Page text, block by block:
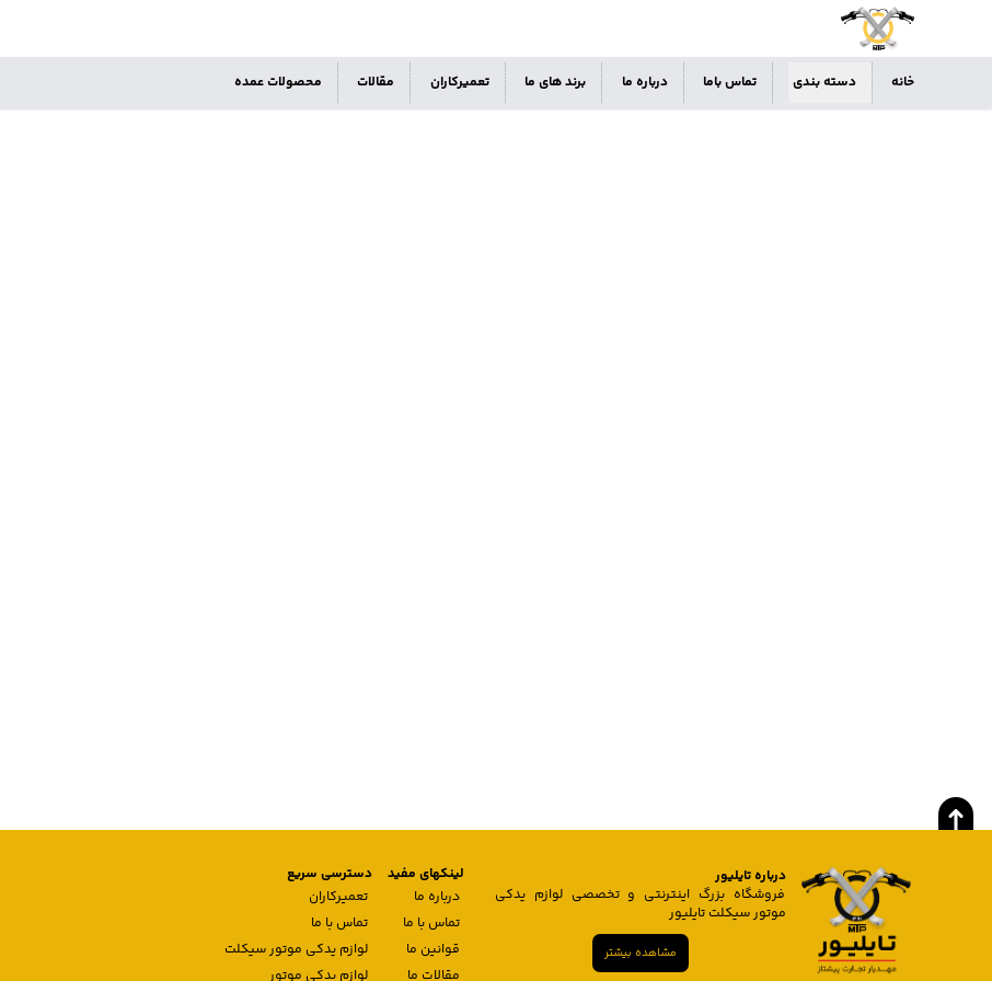
خانه دسته بندی تماس باما درباره ما برند های ما تعمیرکاران مقالات محصولات عمده
درباره تایلیور
فروشگاه بزرگ اینترنتی و تخصصی لوازم یدکی
موتور سیکلت تایلیور
مشاهده بیشتر
لینکهای مفید
درباره ما
تماس با ما
قوانین ما
مقالات ما
دسترسی سریع
تعمیرکاران
تماس با ما
لوازم یدکی موتور سیکلت
لوازم یدکی موتور